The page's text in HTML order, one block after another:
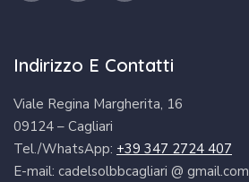
Indirizzo E Contatti
Viale Regina Margherita, 16
09124 – Cagliari
Tel./WhatsApp: +39 347 2724 407
E-mail: cadelsolbbcagliari @ gmail.com